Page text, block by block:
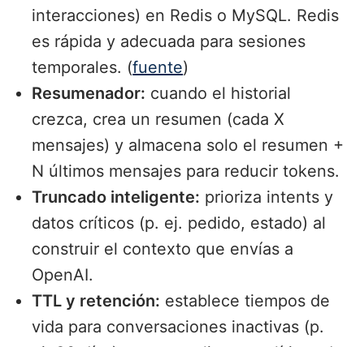
interacciones) en Redis o MySQL. Redis
es rápida y adecuada para sesiones
temporales. (fuente)
Resumenador: cuando el historial
crezca, crea un resumen (cada X
mensajes) y almacena solo el resumen +
N últimos mensajes para reducir tokens.
Truncado inteligente: prioriza intents y
datos críticos (p. ej. pedido, estado) al
construir el contexto que envías a
OpenAI.
TTL y retención: establece tiempos de
vida para conversaciones inactivas (p.